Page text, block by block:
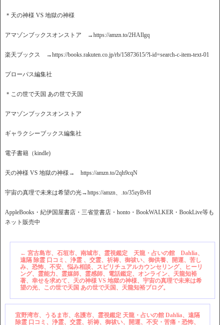
＊天の神様 VS 地獄の神様
アマゾンブックスオンストア →https://amzn.to/2HAIlgq
楽天ブックス →https://books.rakuten.co.jp/rb/15873615/?l-id=search-c-item-text-01
プローパス編集社
＊この世で天国 あの世で天国
アマゾンブックスオンストア
ギャラクシーブックス編集社
電子書籍（kindle)
天の神様 VS 地獄の神様→ https://amzn.to/2qh9cqN
宇宙の真理で未来は希望の光→https://amzn、.to/35zyBvH
AppleBooks・紀伊国屋書店・三省堂書店・honto・BookWALKER・BookLive等も
ネット販売中
← 宮古島市、石垣市、南城市、霊視鑑定 天龍・占いの館 Dahlia、
遠隔 除霊 口コミ、浄霊 、交霊、祈祷、御祓い、御供養、開運、苦し
み、恐怖、不安、悩み相談、スピリチュアルカウンセリング、ヒーリ
ング、霊能力、霊媒師、霊感師、電話鑑定、オンライン、天龍知裕
著、幸せを求めて、天の神様 VS 地獄の神様、宇宙の真理で未来は希
望の光、この世で天国 あの世で天国、天龍知裕ブログ。
宜野湾市、うるま市、名護市、霊視鑑定 天龍・占いの館 Dahlia、遠隔
除霊 口コミ、浄霊、交霊、祈祷、御祓い、開運、不安・苦痛・恐怖、